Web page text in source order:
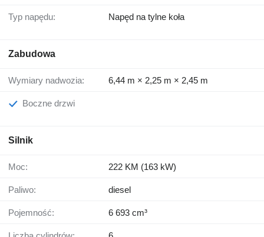
Typ napędu: Napęd na tylne koła
Zabudowa
Wymiary nadwozia: 6,44 m × 2,25 m × 2,45 m
Boczne drzwi
Silnik
Moc: 222 KM (163 kW)
Paliwo: diesel
Pojemność: 6 693 cm³